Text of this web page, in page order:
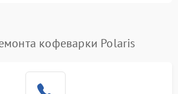
кофеварки Polaris